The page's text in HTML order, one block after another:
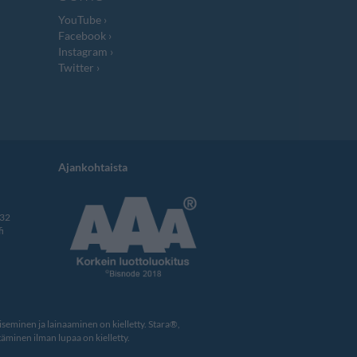
YouTube
Facebook
Instagram
Twitter
Ajankohtaista
ja lainaaminen on kielletty. Stara®,
ilman lupaa on kielletty.